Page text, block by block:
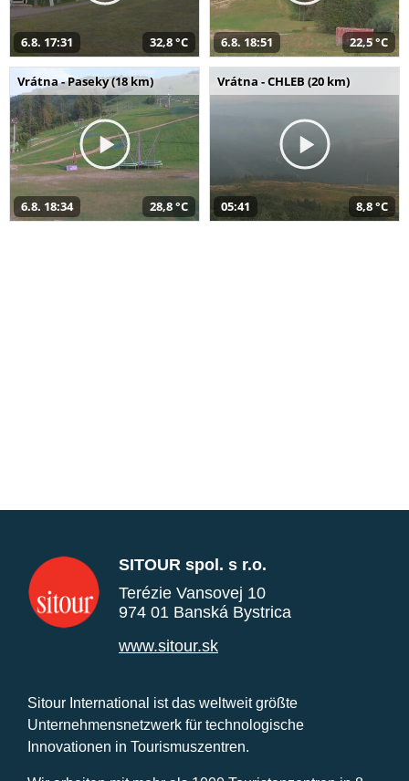
6.8. 17:31 32,8 °C 6.8. 18:51 22,5 °C
Vrátna - Paseky (18 km)
6.8. 18:34 28,8 °C
Vrátna - CHLEB (20 km)
05:41 8,8 °C
SITOUR spol. s r.o.
Terézie Vansovej 10
974 01 Banská Bystrica
www.sitour.sk
Sitour International ist das weltweit größte
Unternehmensnetzwerk für technologische
Innovationen in Tourismuszentren.